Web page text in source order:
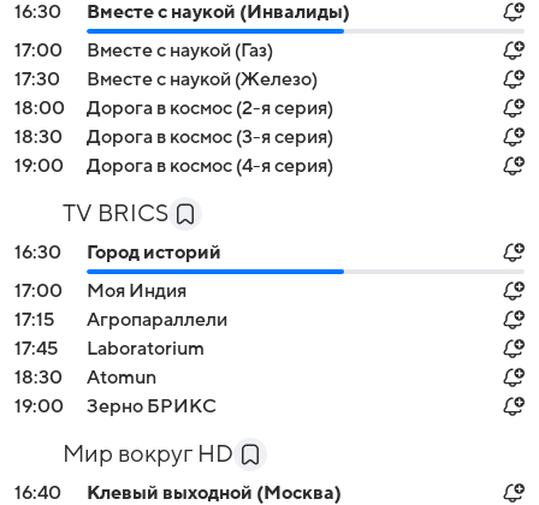
16:30
Вместе с наукой (Инвалиды)
17:00
Вместе с наукой (Газ)
17:30
Вместе с наукой (Железо)
18:00
Дорога в космос (2-я серия)
18:30
Дорога в космос (3-я серия)
19:00
Дорога в космос (4-я серия)
TV BRICS
16:30
Город историй
17:00
Моя Индия
17:15
Агропараллели
17:45
Laboratorium
18:30
Atomun
19:00
Зерно БРИКС
Мир вокруг HD
16:40
Клевый выходной (Москва)